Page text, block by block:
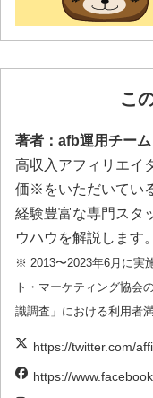
こ
著者：afb運用チーム
高収入アフィリエイ
価※をいただいてい
経験豊富な専門スタ
ウハウを解説します。
※ 2013〜2023年6月に実
ト・マーケティング協会
識調査」における利用者
https://twitter.com/
https://